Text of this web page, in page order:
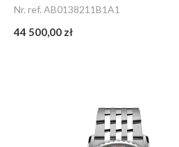
Nr. ref. AB0138211B1A1
44 500,00 zł